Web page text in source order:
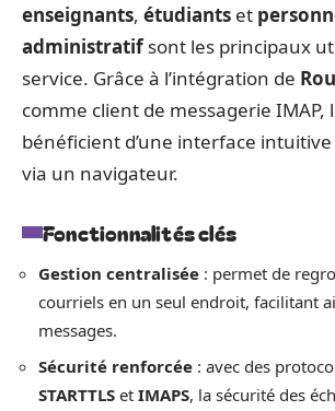
enseignants, étudiants et
administratifsont les principaux
service. Grâce à l’intégration de
comme client de messagerie IMAP,
bénéficient d’une interface intuitive
via un navigateur.
Fonctionnalités clés
Gestion centralisée : permet de
courriels en un seul endroit, facilitant
messages.
Sécurité renforcée : avec des
STARTTLS et IMAPS, la sécurité des